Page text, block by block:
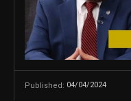
Published: 04/04/2024